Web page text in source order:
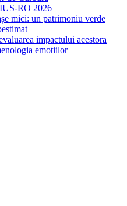
RO 2026
mici: un patrimoniu verde
impactului acestora
emotiilor